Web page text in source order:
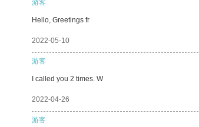
游客
Hello, Greetings fr
2022-05-10
游客
I called you 2 times. W
2022-04-26
游客